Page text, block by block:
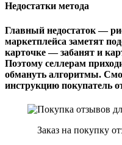
Недостатки метода
Главный недостаток —
маркетплейса заметят
карточке — забанят и
Поэтому селлерам
обмануть алгоритмы.
инструкцию покупатель
Заказ на покупку